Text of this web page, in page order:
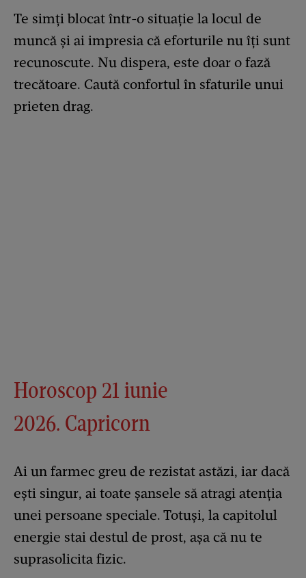
Te simți blocat într-o situație la locul de
muncă și ai impresia că eforturile nu îți sunt
recunoscute. Nu dispera, este doar o fază
trecătoare. Caută confortul în sfaturile unui
prieten drag.
Horoscop 21 iunie
2026. Capricorn
Ai un farmec greu de rezistat astăzi, iar dacă
ești singur, ai toate șansele să atragi atenția
unei persoane speciale. Totuși, la capitolul
energie stai destul de prost, așa că nu te
suprasolicita fizic.